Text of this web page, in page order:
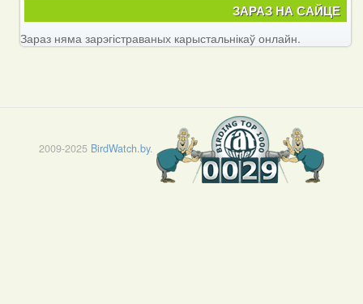
ЗАРАЗ НА САЙЦЕ
Зараз няма зарэгістраваных карыстальнікаў онлайн.
2009-2025 BirdWatch.by.